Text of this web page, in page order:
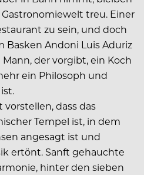
treu. Einer
zu sein, und doch
Basken Andoni Luis Aduriz
der vorgibt, ein Koch
ein Philosoph und
dass das
Tempel ist, in dem
angesagt ist und
ertönt. Sanft gehauchte
hinter den sieben